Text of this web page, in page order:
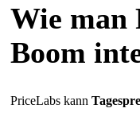
Wie man
Boom
PriceLabs kann